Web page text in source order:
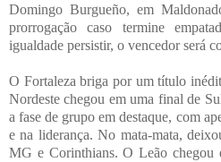
Domingo Burgueño, em
prorrogação caso termine
igualdade persistir, o vencedor será
O Fortaleza briga por um título
Nordeste chegou em uma final de
a fase de grupo em destaque, com
e na liderança. No mata-mata,
MG e Corinthians.O Leão chegou